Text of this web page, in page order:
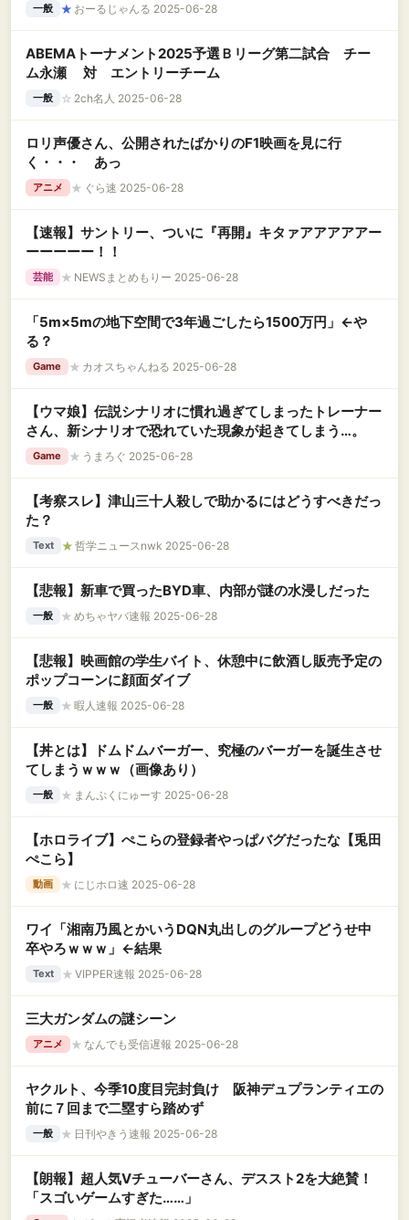
一般 ★ おーるじゃんる 2025-06-28
ABEMAトーナメント2025予選Ｂリーグ第二試合 チー
ム永瀬 対 エントリーチーム
一般 ☆ 2ch名人 2025-06-28
ロリ声優さん、公開されたばかりのF1映画を見に行
く・・・ あっ
アニメ ★ ぐら速 2025-06-28
【速報】サントリー、ついに『再開』キタァアアアアアー
ーーーーー！！
芸能 ★ NEWSまとめもりー 2025-06-28
「5m×5mの地下空間で3年過ごしたら1500万円」←や
る？
Game ★ カオスちゃんねる 2025-06-28
【ウマ娘】伝説シナリオに慣れ過ぎてしまったトレーナー
さん、新シナリオで恐れていた現象が起きてしまう…。
Game ★ うまろぐ 2025-06-28
【考察スレ】津山三十人殺しで助かるにはどうすべきだっ
た？
Text ★ 哲学ニュースnwk 2025-06-28
【悲報】新車で買ったBYD車、内部が謎の水浸しだった
一般 ★ めちゃヤバ速報 2025-06-28
【悲報】映画館の学生バイト、休憩中に飲酒し販売予定の
ポップコーンに顔面ダイブ
一般 ★ 暇人速報 2025-06-28
【丼とは】ドムドムバーガー、究極のバーガーを誕生させ
てしまうｗｗｗ（画像あり）
一般 ★ まんぷくにゅーす 2025-06-28
【ホロライブ】ぺこらの登録者やっぱバグだったな【兎田
ぺこら】
動画 ★ にじホロ速 2025-06-28
ワイ「湘南乃風とかいうDQN丸出しのグループどうせ中
卒やろｗｗｗ」←結果
Text ★ VIPPER速報 2025-06-28
三大ガンダムの謎シーン
アニメ ★ なんでも受信遅報 2025-06-28
ヤクルト、今季10度目完封負け 阪神デュプランティエの
前に７回まで二塁すら踏めず
一般 ★ 日刊やきう速報 2025-06-28
【朗報】超人気Vチューバーさん、デススト2を大絶賛！
「スゴいゲームすぎた……」